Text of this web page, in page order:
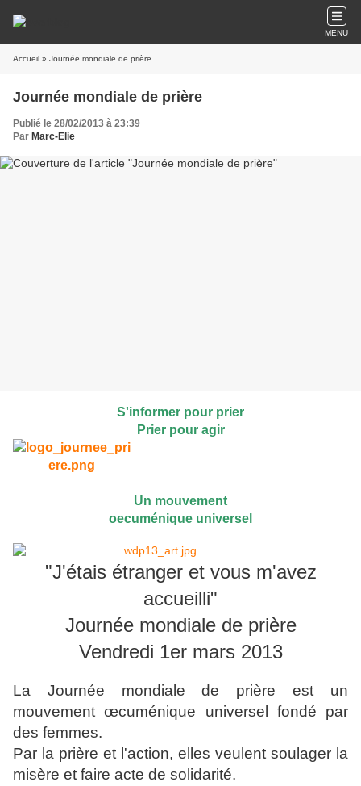
MENU
Accueil » Journée mondiale de prière
Journée mondiale de prière
Publié le 28/02/2013 à 23:39
Par Marc-Elie
S'informer pour prier
Prier pour agir
Un mouvement
oecuménique universel
"J'étais étranger et vous m'avez
accueilli"
Journée mondiale de prière
Vendredi 1er mars 2013
La Journée mondiale de prière est un
mouvement œcuménique universel fondé par
des femmes.
Par la prière et l'action, elles veulent soulager la
misère et faire acte de solidarité.